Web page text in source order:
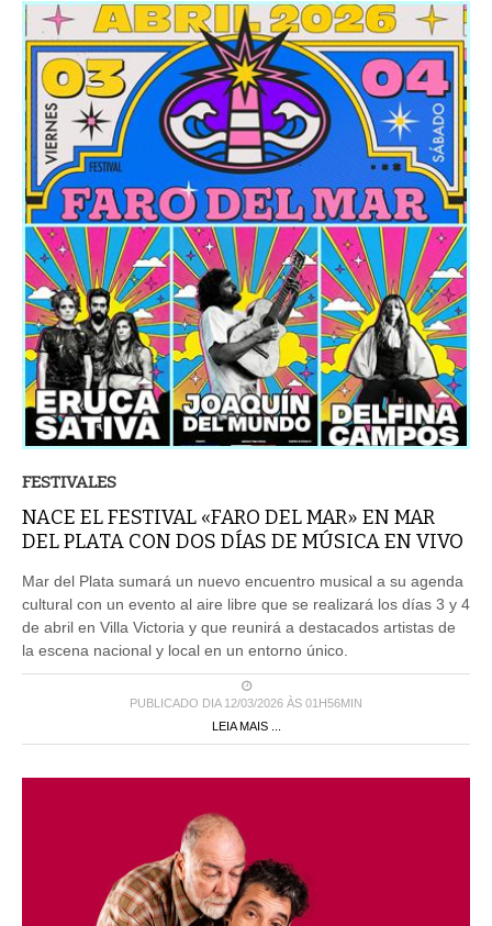
FESTIVALES
NACE EL FESTIVAL «FARO DEL MAR» EN MAR
DEL PLATA CON DOS DÍAS DE MÚSICA EN VIVO
Mar del Plata sumará un nuevo encuentro musical a su agenda
cultural con un evento al aire libre que se realizará los días 3 y 4
de abril en Villa Victoria y que reunirá a destacados artistas de
la escena nacional y local en un entorno único.
PUBLICADO DIA 12/03/2026 ÀS 01H56MIN
LEIA MAIS ...